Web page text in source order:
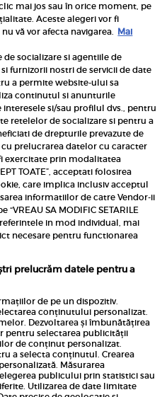
nr. 821/25.09.2025.
minorilor.
mai jos sau în orice moment, pe
Aceste alegeri vor fi
vă vor afecta navigarea. Mai
socializare si agentiile de
furnizorii nostri de servicii de date
a permite website-ului sa
continutul si anunturile
si/sau profilul dvs., pentru
retelelor de socializare si pentru a
de drepturile prevazute de
cu prelucrarea datelor cu caracter
exercitate prin modalitatea
TOATE”, acceptati folosirea
care implica inclusiv acceptul
informatiilor de catre Vendor-ii
SA MODIFIC SETARILE
in mod individual, mai
necesare pentru functionarea
prelucrăm datele pentru a
de pe un dispozitiv.
conținutului personalizat.
Dezvoltarea și îmbunătățirea
pentru selectarea publicității
de conținut personalizat.
a selecta conținutul. Crearea
Măsurarea
publicului prin statistici sau
Utilizarea de date limitate